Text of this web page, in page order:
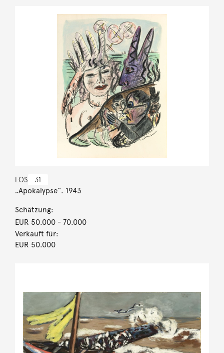
LOS 31
„Apokalypse“. 1943
Schätzung:
EUR 50.000- 70.000
Verkauft für:
EUR 50.000